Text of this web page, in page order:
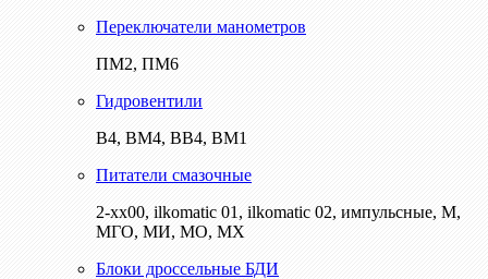
Переключатели манометров
ПМ2, ПМ6
Гидровентили
В4, ВМ4, ВВ4, ВМ1
Питатели смазочные
2-хх00, ilkomatic 01, ilkomatic 02, импульсные, М,
МГО, МИ, МО, МХ
Блоки дроссельные БДИ